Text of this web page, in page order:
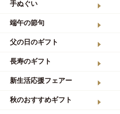
手ぬぐい
端午の節句
父の日のギフト
長寿のギフト
新生活応援フェアー
秋のおすすめギフト